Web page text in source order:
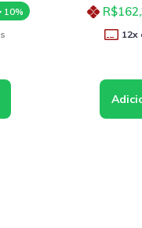
10%
12x